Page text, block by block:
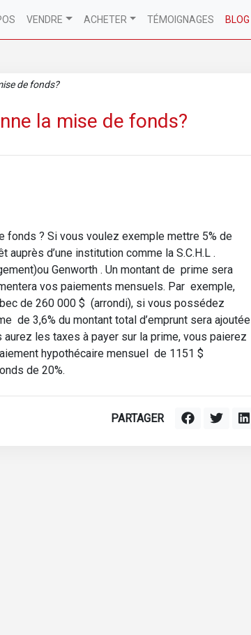
VENDRE ACHETER TÉMOIGNAGES BLOG
de fonds?
la mise de fonds?
fonds ? Si vous voulez exemple mettre 5% de
d’une institution comme la S.C.H.L .
Genworth . Un montant de prime sera
vos paiements mensuels. Par exemple,
de 260 000 $ (arrondi), si vous possédez
de 3,6% du montant total d’emprunt sera ajoutée
les taxes à payer sur la prime, vous paierez
hypothécaire mensuel de 1151 $
de 20%.
PARTAGER